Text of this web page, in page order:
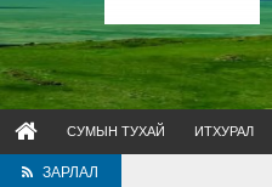
СУМЫН ТУХАЙ ИТХУРАЛ
ЗАРЛАЛ